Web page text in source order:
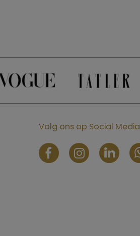
Volg ons op Social Media